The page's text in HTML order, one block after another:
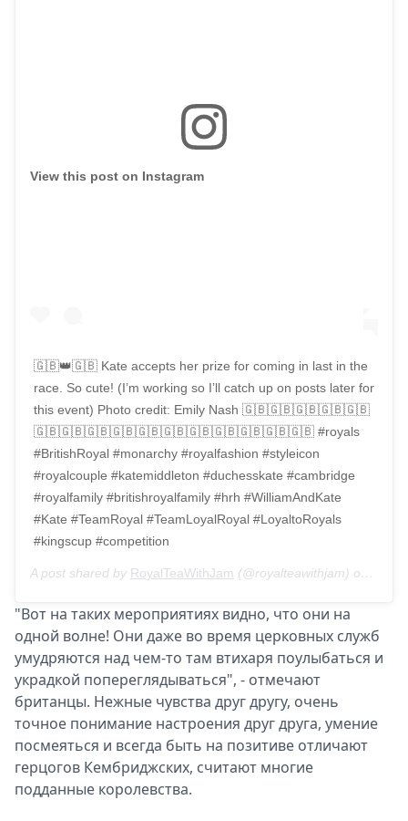
View this post on Instagram
🇬🇧👑🇬🇧 Kate accepts her prize for coming in last in the
race. So cute! (I’m working so I’ll catch up on posts later for
this event) Photo credit: Emily Nash 🇬🇧🇬🇧🇬🇧🇬🇧🇬🇧
🇬🇧🇬🇧🇬🇧🇬🇧🇬🇧🇬🇧🇬🇧🇬🇧🇬🇧🇬🇧🇬🇧 #royals
#BritishRoyal #monarchy #royalfashion #styleicon
#royalcouple #katemiddleton #duchesskate #cambridge
#royalfamily #britishroyalfamily #hrh #WilliamAndKate
#Kate #TeamRoyal #TeamLoyalRoyal #LoyaltoRoyals
#kingscup #competition
A post shared by RoyalTeaWithJam (@royalteawithjam) on
"Вот на таких мероприятиях видно, что они на
одной волне! Они даже во время церковных служб
умудряются над чем-то там втихаря поулыбаться и
украдкой попереглядываться", - отмечают
британцы. Нежные чувства друг другу, очень
точное понимание настроения друг друга, умение
посмеяться и всегда быть на позитиве отличают
герцогов Кембриджских, считают многие
подданные королевства.